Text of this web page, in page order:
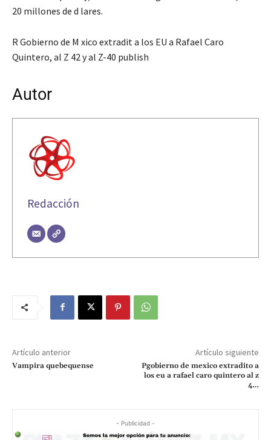
20 millones de d lares.
R Gobierno de M xico extradit a los EU a Rafael Caro
Quintero, al Z 42 y al Z-40 publish
Autor
Redacción
Artículo anterior
Vampira quebequense
Artículo siguiente
Pgobierno de mexico extradito a
los eu a rafael caro quintero al z
4…
- Publicidad -